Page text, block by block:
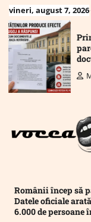
Skip
to
content
vineri, august 7, 2026
Românii încep să
Datele oficiale
6.000 de persoane